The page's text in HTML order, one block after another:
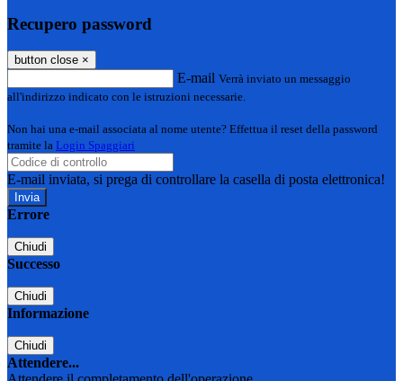
Recupero password
button close ×
E-mail Verrà inviato un messaggio
all'indirizzo indicato con le istruzioni necessarie.
Non hai una e-mail associata al nome utente? Effettua il reset della password
tramite la Login Spaggiari
E-mail inviata, si prega di controllare la casella di posta elettronica!
Errore
Chiudi
Successo
Chiudi
Informazione
Chiudi
Attendere...